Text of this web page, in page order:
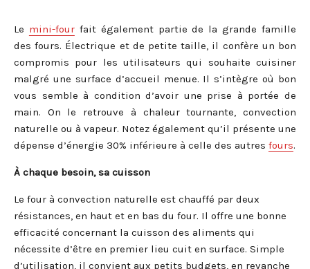
Le mini-fourfait également partie de la grande famille
des fours. Électrique et de petite taille, il confère un bon
compromis pour les utilisateurs qui souhaite cuisiner
malgré une surface d’accueil menue. Il s’intègre où bon
vous semble à condition d’avoir une prise à portée de
main. On le retrouve à chaleur tournante, convection
naturelle ou à vapeur. Notez également qu’il présente une
dépense d’énergie 30% inférieure à celle des autres fours.
À chaque besoin, sa cuisson
Le four à convection naturelle est chauffé par deux
résistances, en haut et en bas du four. Il offre une bonne
efficacité concernant la cuisson des aliments qui
nécessite d’être en premier lieu cuit en surface. Simple
d’utilisation, il convient aux petits budgets, en revanche